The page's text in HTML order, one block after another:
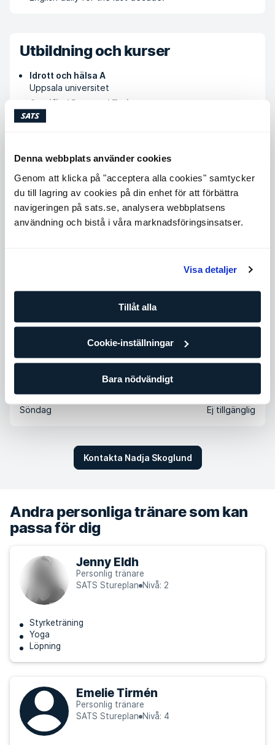
Denna webbplats använder cookies
Genom att klicka på "acceptera alla cookies" samtycker
du till lagring av cookies på din enhet för att förbättra
navigeringen på sats.se, analysera webbplatsens
användning och bistå i våra marknadsföringsinsatser.
Visa detaljer
Tillåt alla
Cookie-inställningar
Bara nödvändigt
Utbildning och kurser
Idrott och hälsa A
Uppsala universitet
Certified Personal Trainer
IntensivePT
Specialist in training pregnant and new mothers
Köp PT-klipp
Måndag
12:00 - 18:00
Söndag
Ej tillgänglig
Kontakta Nadja Skoglund
Andra personliga tränare som kan
passa för dig
Jenny Eldh
Personlig tränare
SATS Stureplan Nivå: 2
Styrketräning
Yoga
Löpning
Emelie Tirmén
Personlig tränare
SATS Stureplan Nivå: 4